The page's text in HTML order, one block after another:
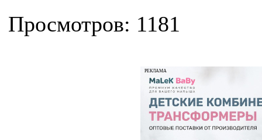
Просмотров: 1181
РЕКЛАМА